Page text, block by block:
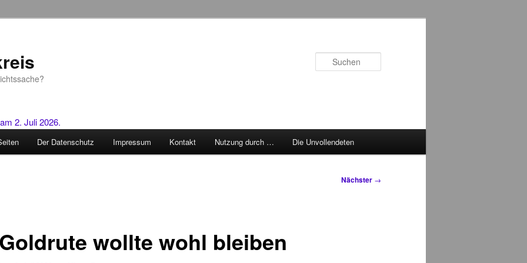
Der Datenschutz Impressum Kontakt Nutzung durch … Die Unvollendeten
Nächster →
wollte wohl bleiben